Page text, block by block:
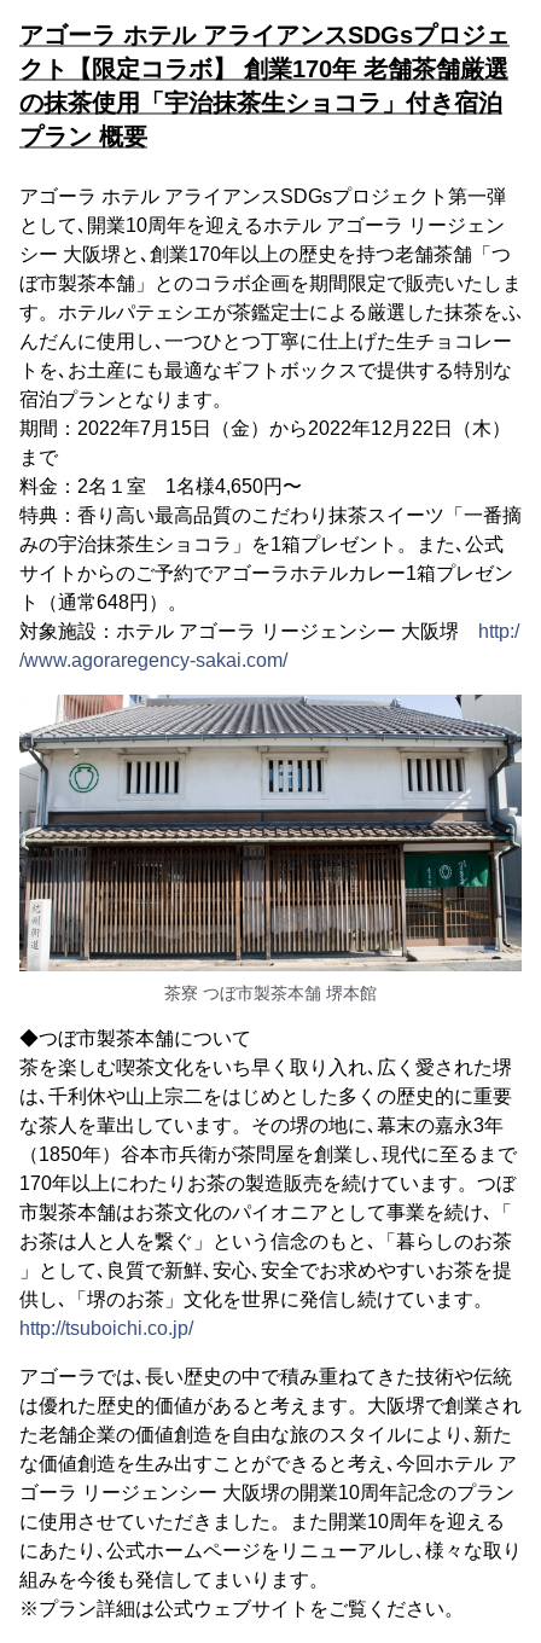
アゴーラ ホテル アライアンスSDGsプロジェ
クト【限定コラボ】 創業170年 老舗茶舗厳選
の抹茶使用「宇治抹茶生ショコラ」付き宿泊
プラン 概要
アゴーラ ホテル アライアンスSDGsプロジェクト第一弾
として､開業10周年を迎えるホテル アゴーラ リージェン
シー 大阪堺と､創業170年以上の歴史を持つ老舗茶舗「つ
ぼ市製茶本舗」とのコラボ企画を期間限定で販売いたしま
す。ホテルパテェシエが茶鑑定士による厳選した抹茶をふ
んだんに使用し､一つひとつ丁寧に仕上げた生チョコレー
トを､お土産にも最適なギフトボックスで提供する特別な
宿泊プランとなります。
期間：2022年7月15日（金）から2022年12月22日（木）
まで
料金：2名１室 1名様4,650円〜
特典：香り高い最高品質のこだわり抹茶スイーツ「一番摘
みの宇治抹茶生ショコラ」を1箱プレゼント。また､公式
サイトからのご予約でアゴーラホテルカレー1箱プレゼン
ト（通常648円）。
対象施設：ホテル アゴーラ リージェンシー 大阪堺
http:/
/www.agoraregency-sakai.com/
茶寮 つぼ市製茶本舗 堺本館
◆つぼ市製茶本舗について
​茶を楽しむ喫茶文化をいち早く取り入れ､広く愛された堺
は､千利休や山上宗二をはじめとした多くの歴史的に重要
な茶人を輩出しています。その堺の地に､幕末の嘉永3年
（1850年）谷本市兵衛が茶問屋を創業し､現代に至るまで
170年以上にわたりお茶の製造販売を続けています。つぼ
市製茶本舗はお茶文化のパイオニアとして事業を続け､「
お茶は人と人を繋ぐ」という信念のもと､「暮らしのお茶
」として､良質で新鮮､安心､安全でお求めやすいお茶を提
供し､「堺のお茶」文化を世界に発信し続けています。
http://tsuboichi.co.jp/
アゴーラでは､長い歴史の中で積み重ねてきた技術や伝統
は優れた歴史的価値があると考えます。大阪堺で創業され
た老舗企業の価値創造を自由な旅のスタイルにより､新た
な価値創造を生み出すことができると考え､今回ホテル ア
ゴーラ リージェンシー 大阪堺の開業10周年記念のプラン
に使用させていただきました。また開業10周年を迎える
にあたり､公式ホームページをリニューアルし､様々な取り
組みを今後も発信してまいります。
※プラン詳細は公式ウェブサイトをご覧ください。